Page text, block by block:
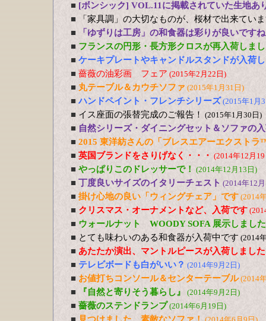
■ [ボンシック] VOL.11に掲載されていた生地あ
■
「家具調」の大切なものが、桜材で出来てい
■
「ゆずりは工房」の和食器は彩りが良いです
■ フランスの円形・長方形クロスが再入荷しま
■ ケーキプレートやキャンドルスタンドが入荷
■ 薔薇の油彩画 フェア (2015年2月22日)
■ 丸テーブル＆カウチソファ (2015年1月31日)
■ ハンドペイント・フレンチシリーズ (2015年1月
■ イス座面の張替完成のご報告！ (2015年1月30日)
■ 自然シリーズ・ダイニングセット＆ソファの
■ 2015 東洋紡さんの「ブレスエアーエクスト
■ 英国ブランドをさりげなく・・・ (2014年12月
■ やっぱりこのドレッサーで！ (2014年12月13日)
■ 丁度良いサイズのイタリーチェスト (2014年12
■ 掛け心地の良い「ウィングチェア」です (2014
■ クリスマス・オーナメントなど、入荷です
■ ウォールナット WOODY SOFA 展示しました
■ とても味わいのある和食器が入荷中です (2014
■ あたたか演出、マントルピースが入荷しまし
■ テレビボードも白がいい？ (2014年9月2日)
■ お値打ちコンソール＆センターテーブル(2014
■ 『自然と寄りそう暮らし』 (2014年9月2日)
■ 薔薇のステンドランプ (2014年6月19日)